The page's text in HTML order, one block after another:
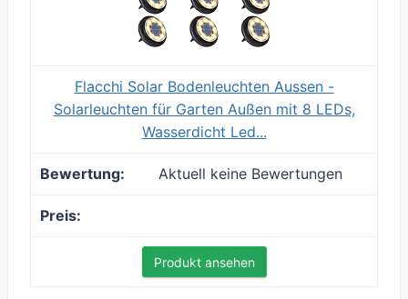
Flacchi Solar Bodenleuchten Aussen -
Solarleuchten für Garten Außen mit 8 LEDs,
Wasserdicht Led...
Aktuell keine Bewertungen
Produkt ansehen